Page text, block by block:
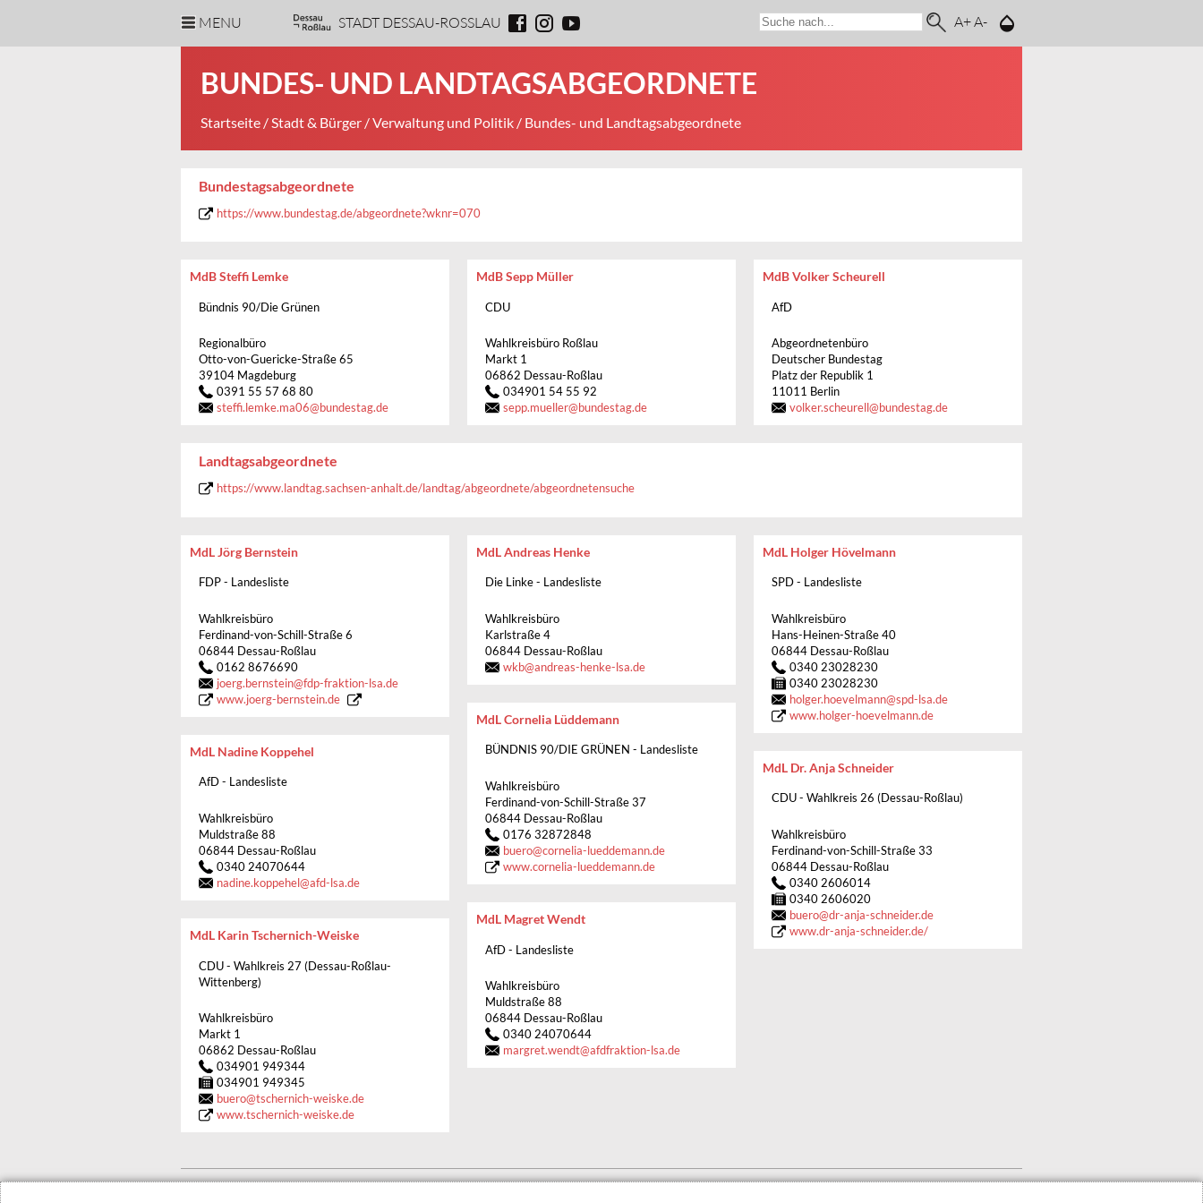
MENU STADT DESSAU-ROSSLAU A+A-
BUNDES- UND LANDTAGSABGEORDNETE
Startseite /Stadt & Bürger /Verwaltung und Politik / Bundes- und Landtagsabgeordnete
Bundestagsabgeordnete
https://www.bundestag.de/abgeordnete?wknr=070
MdB Steffi Lemke
Bündnis 90/Die Grünen
Regionalbüro
Otto-von-Guericke-Straße 65
39104 Magdeburg
0391 55 57 68 80
steffi.lemke.ma06@bundestag.de
MdB Sepp Müller
CDU
Wahlkreisbüro Roßlau
Markt 1
06862 Dessau-Roßlau
034901 54 55 92
sepp.mueller@bundestag.de
MdB Volker Scheurell
AfD
Abgeordnetenbüro
Deutscher Bundestag
Platz der Republik 1
11011 Berlin
volker.scheurell @bundestag.de
Landtagsabgeordnete
https://www.landtag.sachsen-anhalt.de/landtag/abgeordnete/abgeordnetensuche
MdL Jörg Bernstein
FDP - Landesliste
Wahlkreisbüro
Ferdinand-von-Schill-Straße 6
06844 Dessau-Roßlau
0162 8676690
joerg.bernstein@fdp-fraktion-lsa.de
www.joerg-bernstein.de
MdL Nadine Koppehel
AfD - Landesliste
Wahlkreisbüro
Muldstraße 88
06844 Dessau-Roßlau
0340 24070644
nadine.koppehel @afd-lsa.de
MdL Karin Tschernich-Weiske
CDU - Wahlkreis 27 (Dessau-Roßlau-
Wittenberg)
Wahlkreisbüro
Markt 1
06862 Dessau-Roßlau
034901 949344
034901 949345
buero@tschernich-weiske.de
www.tschernich-weiske.de
MdL Andreas Henke
Die Linke - Landesliste
Wahlkreisbüro
Karlstraße 4
06844 Dessau-Roßlau
wkb@andreas-henke-lsa.de
MdL Cornelia Lüddemann
BÜNDNIS 90/DIE GRÜNEN - Landesliste
Wahlkreisbüro
Ferdinand-von-Schill-Straße 37
06844 Dessau-Roßlau
0176 32872848
buero@cornelia-lueddemann.de
www.cornelia-lueddemann.de
MdL Magret Wendt
AfD - Landesliste
Wahlkreisbüro
Muldstraße 88
06844 Dessau-Roßlau
0340 24070644
margret.wendt@afdfraktion-lsa.de
MdL Holger Hövelmann
SPD - Landesliste
Wahlkreisbüro
Hans-Heinen-Straße 40
06844 Dessau-Roßlau
0340 23028230
0340 23028230
holger.hoevelmann@spd-lsa.de
www.holger-hoevelmann.de
MdL Dr. Anja Schneider
CDU - Wahlkreis 26 (Dessau-Roßlau)
Wahlkreisbüro
Ferdinand-von-Schill-Straße 33
06844 Dessau-Roßlau
0340 2606014
0340 2606020
buero@dr-anja-schneider.de
www.dr-anja-schneider.de/
© 2022 Stadt Dessau-Roßlau BARRIEREFREIHEIT DATENSCHUTZERKLÄRUNG INHALTSVERZEICHNIS IMPRESSUM